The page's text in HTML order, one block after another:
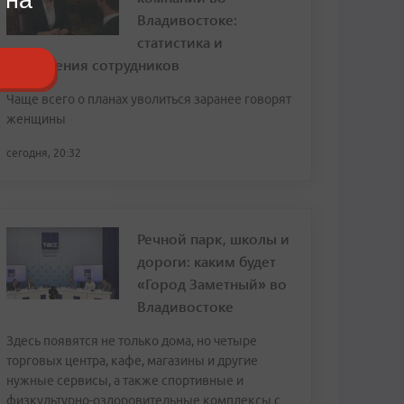
Владивостоке:
статистика и
откровения сотрудников
Чаще всего о планах уволиться заранее говорят
женщины
сегодня, 20:32
Речной парк, школы и
дороги: каким будет
«Город Заметный» во
Владивостоке
Здесь появятся не только дома, но четыре
торговых центра, кафе, магазины и другие
нужные сервисы, а также спортивные и
физкультурно-оздоровительные комплексы с